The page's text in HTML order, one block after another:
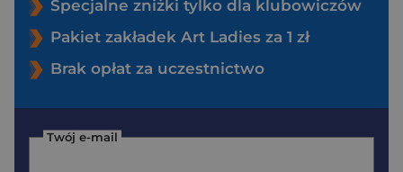
Specjalne zniżki tylko dla klubowiczów
Pakiet zakładek Art Ladies za 1 zł
Brak opłat za uczestnictwo
Twój e-mail